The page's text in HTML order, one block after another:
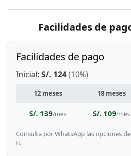
Facilidades de
Facilidades de pago
Inicial: S/. 124(10%)
12 meses 18 meses
S/. 139/mes S/. 109/mes
Consulta por WhatsApp las opciones
ti.